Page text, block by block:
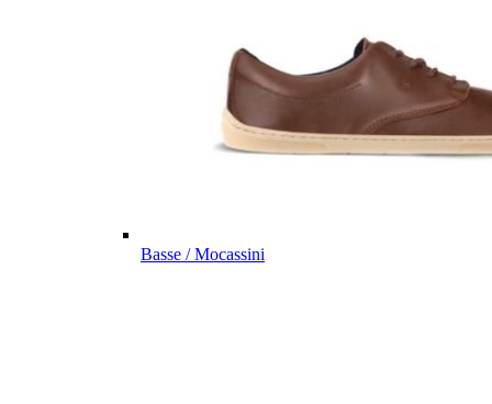
Basse / Mocassini